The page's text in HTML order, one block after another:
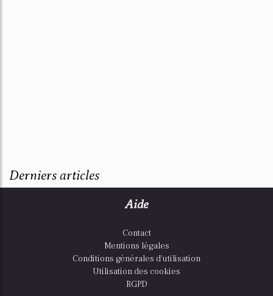
Derniers articles
Aide
Contact
Mentions légales
Conditions générales d'utilisation
Utilisation des cookies
RGPD